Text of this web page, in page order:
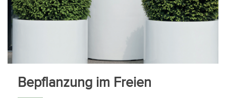
Bepflanzung im Freien